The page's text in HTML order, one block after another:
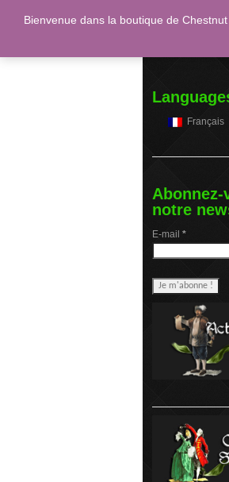
Français
Abonnez-
notre
E-mail *
Bienvenue dans la boutique de